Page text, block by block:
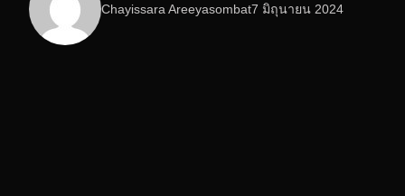
Chayissara Areeyasombat7 มิถุนายน 2024